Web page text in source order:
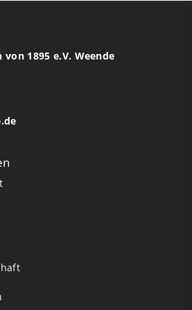
1895 e.V. Weende